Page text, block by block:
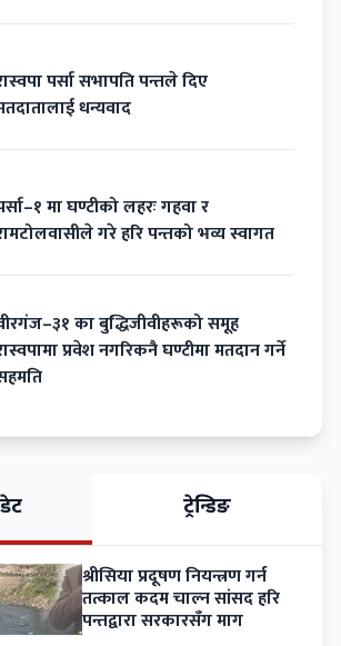
पर्सा सभापति पन्तले दिए
धन्यवाद
मा घण्टीको लहरः गहवा र
गरे हरि पन्तको भव्य स्वागत
का बुद्धिजीवीहरूको समूह
प्रवेश नगरिकनै घण्टीमा मतदान गर्ने
ट्रेन्डिङ
श्रीसिया प्रदूषण नियन्त्रण गर्न
तत्काल कदम चाल्न सांसद हरि
पन्तद्वारा सरकारसँग माग